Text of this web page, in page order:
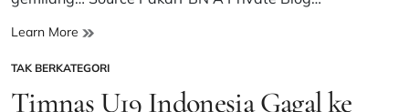
Learn More Gemilang!
Wakil
Melesat
POSTED
IN
TAK BERKATEGORI
Timnas U19 Indonesia Gagal ke